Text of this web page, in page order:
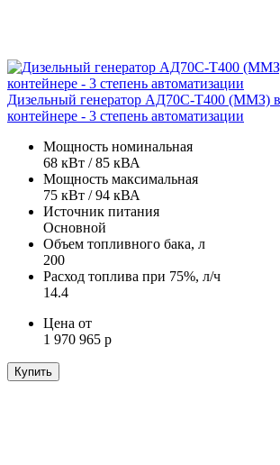
Дизельный генератор АД70С-Т400 (ММЗ)
контейнере - 3 степень автоматизации
Мощность номинальная
68 кВт / 85 кВА
Мощность максимальная
75 кВт / 94 кВА
Источник питания
Основной
Объем топливного бака, л
200
Расход топлива при 75%, л/ч
14.4
Цена от
1 970 965 р
Купить